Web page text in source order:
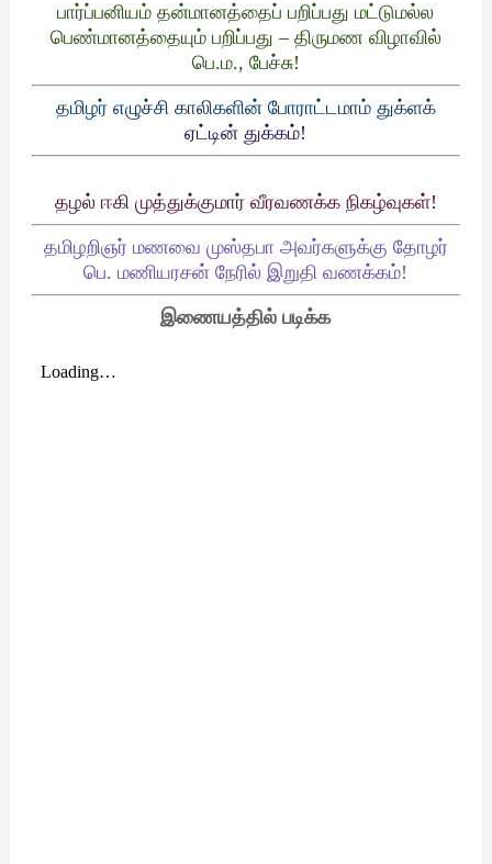
பார்ப்பனியம் தன்மானத்தைப் பறிப்பது மட்டுமல்ல
பெண்மானத்தையும் பறிப்பது – திருமண விழாவில்
பெ.ம., பேச்சு!
தமிழர் எழுச்சி காலிகளின் போராட்டமாம் துக்ளக்
ஏட்டின் துக்கம்!
தழல் ஈகி முத்துக்குமார் வீரவணக்க நிகழ்வுகள்!
தமிழறிஞர் மணவை முஸ்தபா அவர்களுக்கு தோழர்
பெ.மணியரசன் நேரில் இறுதி வணக்கம்!
இணையத்தில் படிக்க